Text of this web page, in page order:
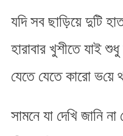
যদি সব ছাড়িয়ে দুটি
হারাবার খুশীতে যাই শুধু
যেতে যেতে কারো ভ​য়ে
সামনে যা দেখি জানি